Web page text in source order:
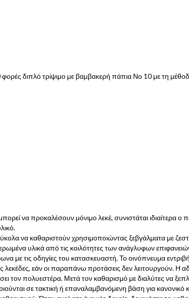
διπλό τρίψιμο με βαμβακερή πάπια Νο 10 με τη
να προκαλέσουν μόνιμο λεκέ, συνιστάται ιδιαίτερα ο
να καθαριστούν χρησιμοποιώντας ξεβγάλματα με
υλικά από τις κοιλότητες των ανάγλυφων
με τις οδηγίες του κατασκευαστή. Το οινόπνευμα
εάν οι παραπάνω προτάσεις δεν λειτουργούν. Η
τον πολυεστέρα. Μετά τον καθαρισμό με διαλύτες να
σε τακτική ή επαναλαμβανόμενη βάση για